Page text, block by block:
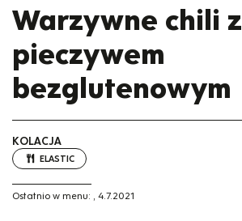
Warzywne chili z
pieczywem
bezglutenowym
KOLACJA
ELASTIC
Ostatnio w menu: , 4.7.2021